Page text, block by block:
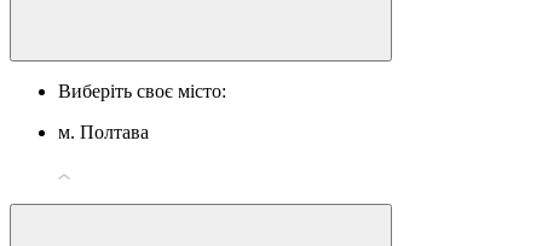
Виберіть своє місто:
м. Полтава